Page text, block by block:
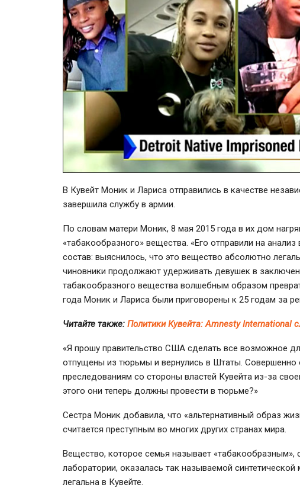
В Кувейт Моник и Лариса отправились в качестве
завершила службу в армии.
По словам матери Моник, 8 мая 2015 года в их дом
«табакообразного» вещества. «Его отправили на
состав: выяснилось, что это вещество абсолютно
чиновники продолжают удерживать девушек в
табакообразного вещества волшебным образом
года Моник и Лариса были приговорены к 25 годам за
Читайте также: Политики Кувейта: Amnesty International
«Я прошу правительство США сделать все возможное
отпущены из тюрьмы и вернулись в Штаты. Совершенно
преследованиям со стороны властей Кувейта из-за
этого они теперь должны провести в тюрьме?»
Сестра Моник добавила, что «альтернативный образ
считается преступным во многих других странах мира.
Вещество, которое семья называет «табакообразным»,
лаборатории, оказалась так называемой
легальна в Кувейте.